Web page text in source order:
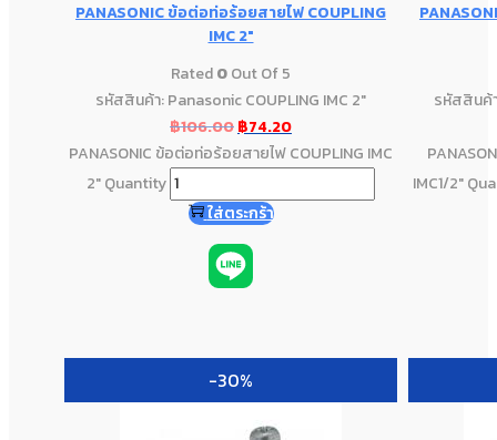
PANASONIC ข้อต่อท่อร้อยสายไฟ COUPLING
IMC 2″
Rated0Out Of 5
รหัสสินค้า: Panasonic COUPLING IMC 2"
฿106.00฿74.20
PANASONIC ข้อต่อท่อร้อยสายไฟ COUPLING IMC
2" Quantity
ใส่ตระกร้า
รหัสสินค้
IMC1/2"
-30%